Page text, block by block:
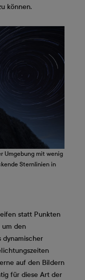
können.
Umgebung mit wenig
Sternlinien in
statt Punkten
um den
dynamischer
auf den Bildern
für diese Art der